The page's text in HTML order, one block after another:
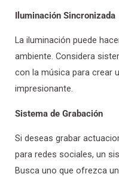
Iluminación Sincronizada
La iluminación puede
ambiente. Considera
con la música para crear
impresionante.
Sistema de Grabación
Si deseas grabar
para redes sociales, un
Busca uno que ofrezca